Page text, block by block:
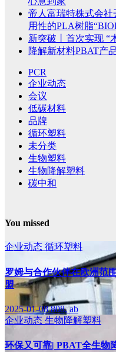
帝人富瑞特株式会
用性的PLA树脂
新突破丨首次实现 “
降解新材料PBAT产
PCR
企业动态
会议
低碳材料
品牌
循环塑料
未分类
生物塑料
生物降解塑料
碳中和
You missed
企业动态 循环塑料
罗姆与合作伙伴在欧洲范
盟
2025-01-08808, ab
企业动态 生物降解塑料
环保又可靠| PBAT全生物